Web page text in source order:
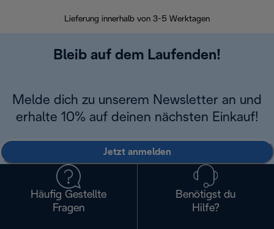
Lieferung innerhalb von 3-5 Werktagen
Bleib auf dem Laufenden!
Melde dich zu unserem Newsletter an und
erhalte 10% auf deinen nächsten Einkauf!
Jetzt anmelden
Häufig Gestellte
Fragen
Benötigst du
Hilfe?